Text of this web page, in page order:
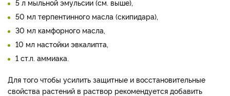
5 л мыльной эмульсии (см. выше),
50 мл терпентинного масла (скипидара),
30 мл камфорного масла,
10 мл настойки эвкалипта,
1 ст.л. аммиака.
Для того чтобы усилить защитные и восстановительные
свойства растений в раствор рекомендуется добавить